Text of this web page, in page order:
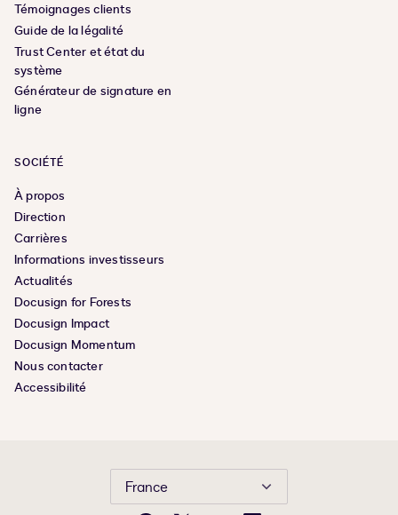
Témoignages clients
Guide de la légalité
Trust Center et état du
système
Générateur de signature en
ligne
SOCIÉTÉ
À propos
Direction
Carrières
Informations investisseurs
Actualités
Docusign for Forests
Docusign Impact
Docusign Momentum
Nous contacter
Accessibilité
France